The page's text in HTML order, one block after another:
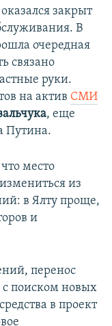
закрыт
В
очередная
связано
руки.
на актив СМИ
, еще
Путина.
место
из
в Ялту проще,
и
перенос
поиском новых
в проект